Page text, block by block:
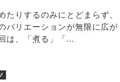
たりするのみにとどまらず、
バリエーションが無限に広が
は、「煮る」「...